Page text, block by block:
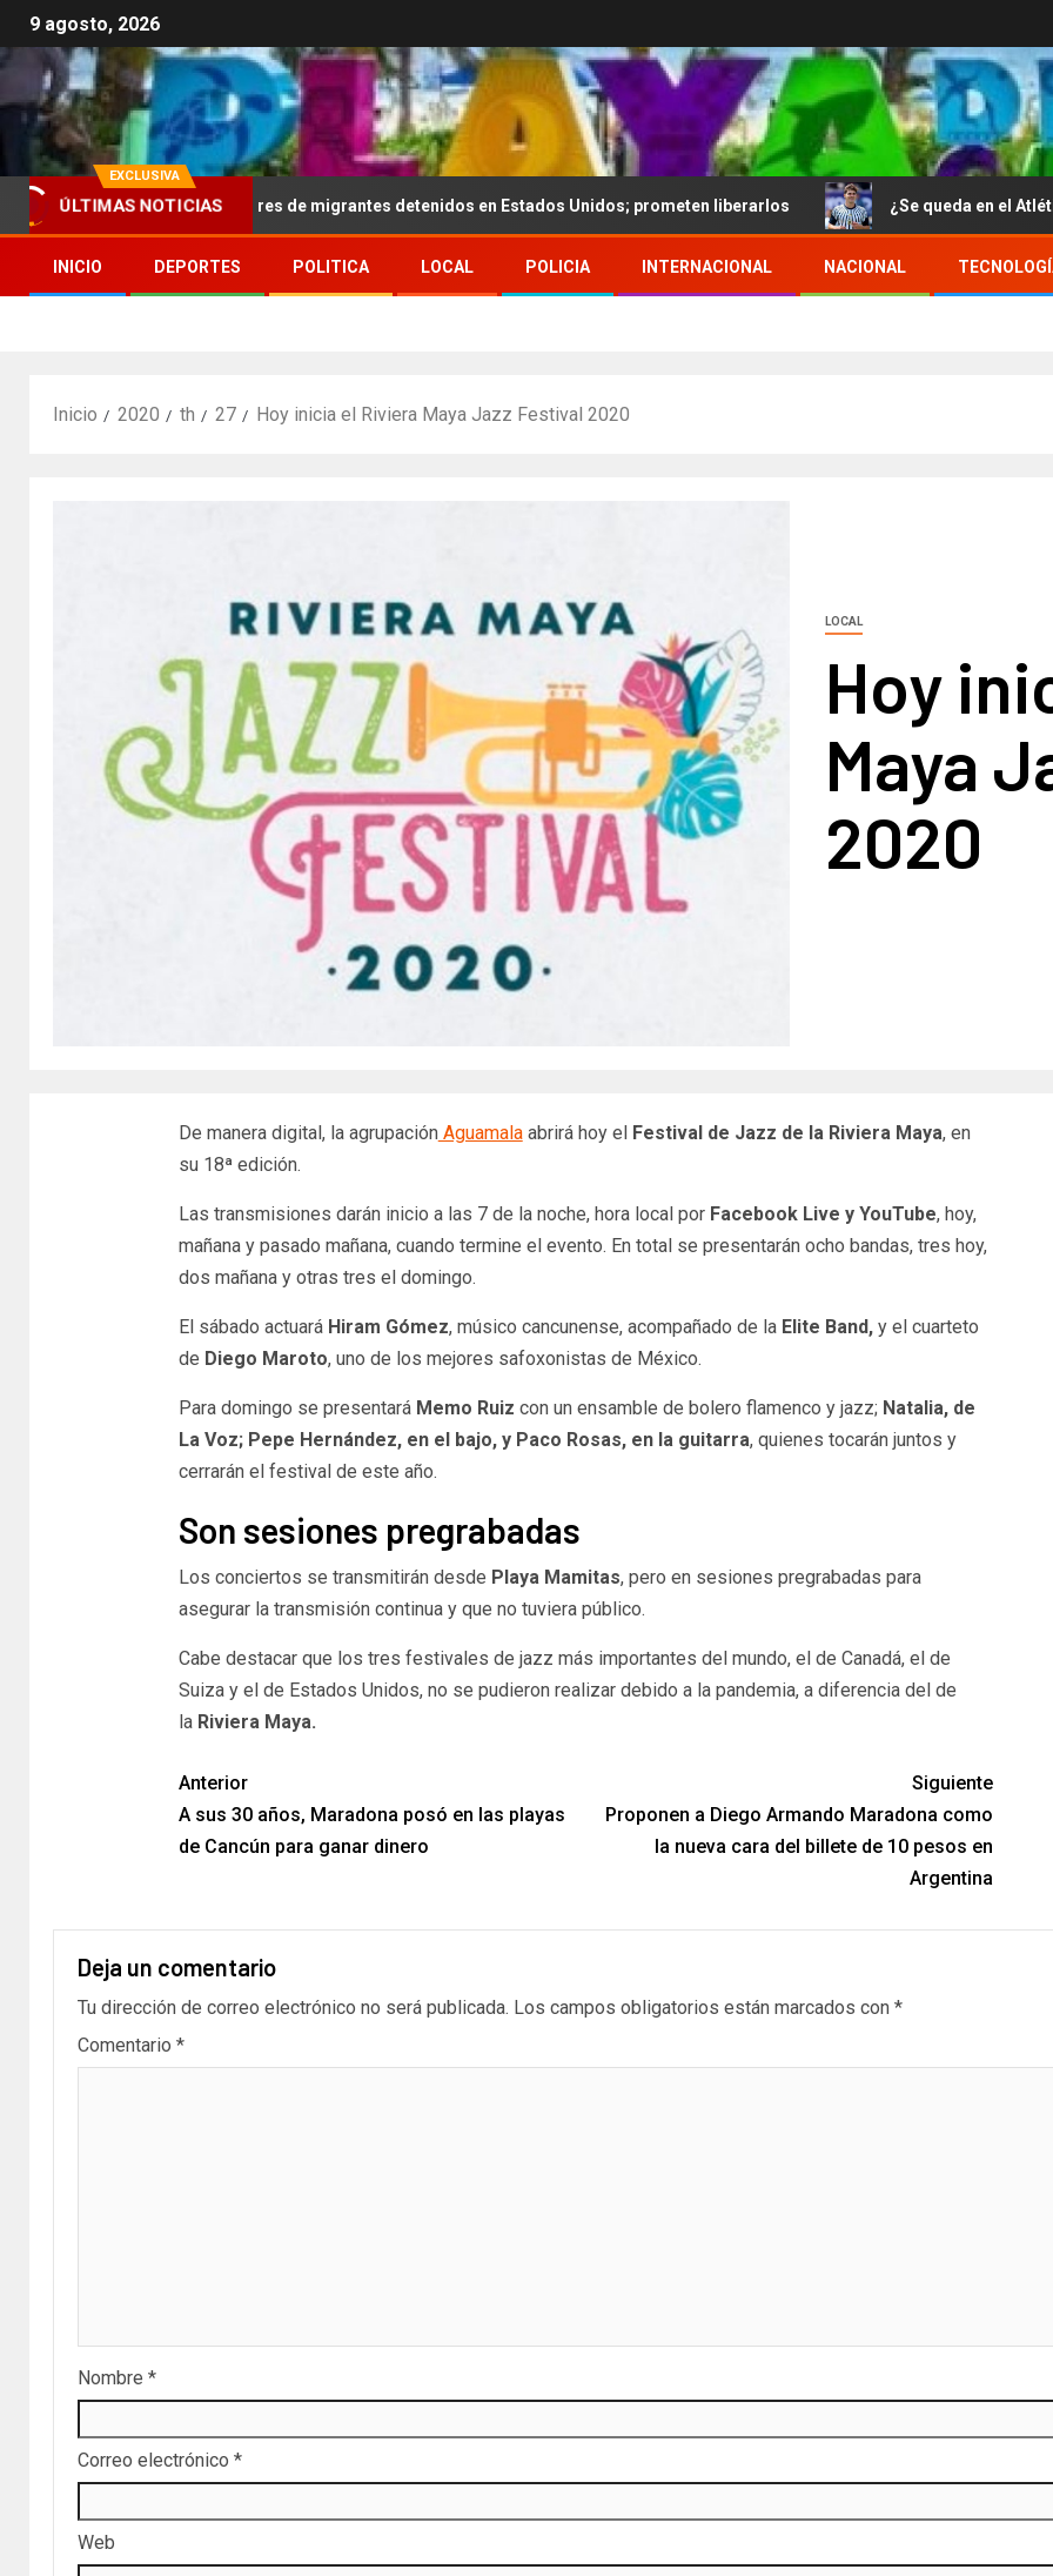
9 agosto, 2026
EXCLUSIVA
ÚLTIMAS NOTICIAS
dólares a familiares de migrantes detenidos en Estados Unidos; prometen liberarlos ¿Se queda en el Atlético de
INICIO DEPORTES POLITICA LOCAL POLICIA INTERNACIONAL NACIONAL
Inicio 2020 th 27 Hoy inicia el Riviera Maya Jazz Festival 2020
LOCAL
Hoy
Maya
2020
De manera digital, la agrupación Aguamalaabrirá hoy el Festival de Jazz de la Riviera Maya, en
su 18ª edición.
Las transmisiones darán inicio a las 7 de la noche, hora local por Facebook Live y YouTube, hoy,
mañana y pasado mañana, cuando termine el evento. En total se presentarán ocho bandas, tres hoy,
dos mañana y otras tres el domingo.
El sábado actuará Hiram Gómez, músico cancunense, acompañado de la Elite Band,y el cuarteto
de Diego Maroto, uno de los mejores safoxonistas de México.
Para domingo se presentará Memo Ruiz con un ensamble de bolero flamenco y jazz; Natalia, de
La Voz; Pepe Hernández, en el bajo, y Paco Rosas, en la guitarra, quienes tocarán juntos y
cerrarán el festival de este año.
Son sesiones pregrabadas
Los conciertos se transmitirán desde Playa Mamitas, pero en sesiones pregrabadas para
asegurar la transmisión continua y que no tuviera público.
Cabe destacar que los tres festivales de jazz más importantes del mundo, el de Canadá, el de
Suiza y el de Estados Unidos, no se pudieron realizar debido a la pandemia, a diferencia del de
la Riviera Maya.
Anterior
A sus 30 años, Maradona posó en las playas
de Cancún para ganar dinero
Siguiente
Proponen a Diego Armando Maradona como
la nueva cara del billete de 10 pesos en
Argentina
Deja un comentario
Tu dirección de correo electrónico no será publicada. Los campos obligatorios están marcados con *
Comentario *
Nombre *
Correo electrónico *
Web